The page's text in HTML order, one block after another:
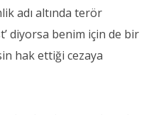
adı altında terör
diyorsa benim için de bir
hak ettiği cezaya